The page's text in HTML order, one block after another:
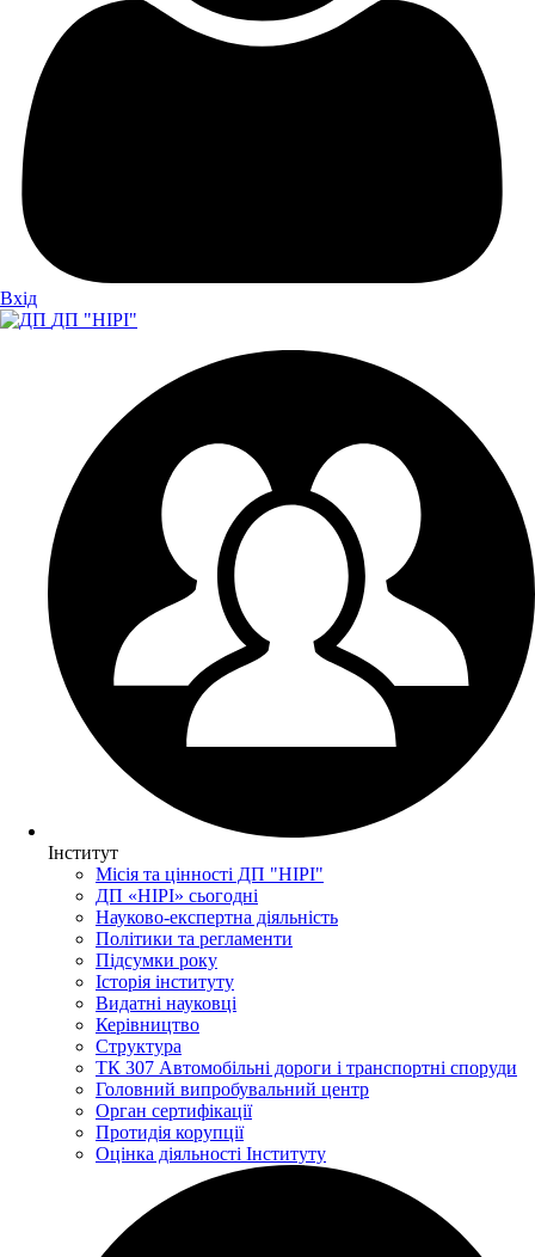
Вхiд
ДП "НІРІ"
Інститут
Місія та цінності ДП "НІРІ"
ДП «НІРІ» сьогодні
Науково-експертна діяльність
Політики та регламенти
Підсумки року
Історія інституту
Видатні науковці
Керівництво
Структура
ТК 307 Автомобільні дороги і транспортні споруди
Головний випробувальний центр
Орган сертифікації
Протидія корупції
Оцінка діяльності Інституту